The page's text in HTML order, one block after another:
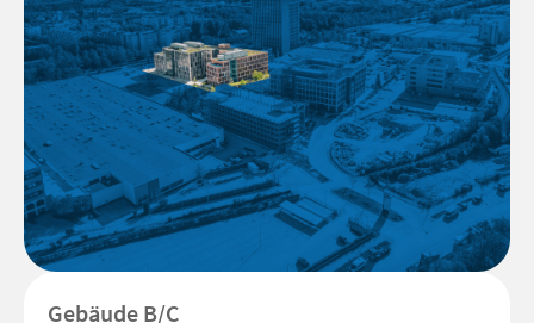
Gebäude B/C